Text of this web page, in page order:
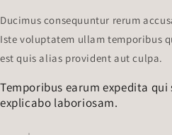
Ducimus consequuntur rerum
Iste voluptatem ullam temporibus
est quis alias provident aut culpa.
Temporibus earum expedita
explicabo laboriosam.